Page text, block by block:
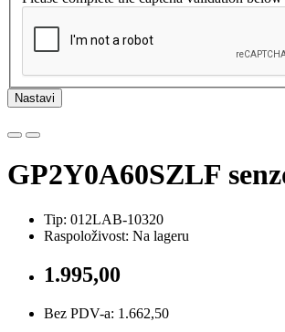
Nastavi
GP2Y0A60SZLF
Tip: 012LAB-10320
Raspoloživost: Na lageru
1.995,00
Bez PDV-a: 1.662,50